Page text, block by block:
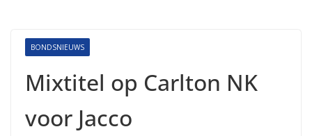
BONDSNIEUWS
Mixtitel op Carlton NK
voor Jacco